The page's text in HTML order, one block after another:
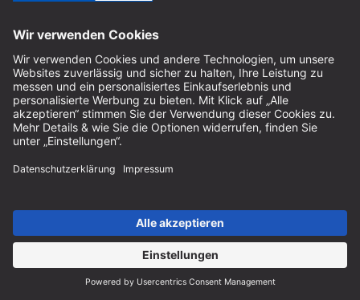
Anfahrt
Öffnungszeiten vor Ort
Montag bis Freitag
8:30 - 12:30 Uhr & 14:00 - 16:30 Uhr
Hinweise zur Batterieentsorgung
Hinweise zur Verpackung
Liefer- & Versandkosten